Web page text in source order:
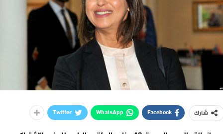
شارك Facebook
WhatsApp
Twitter